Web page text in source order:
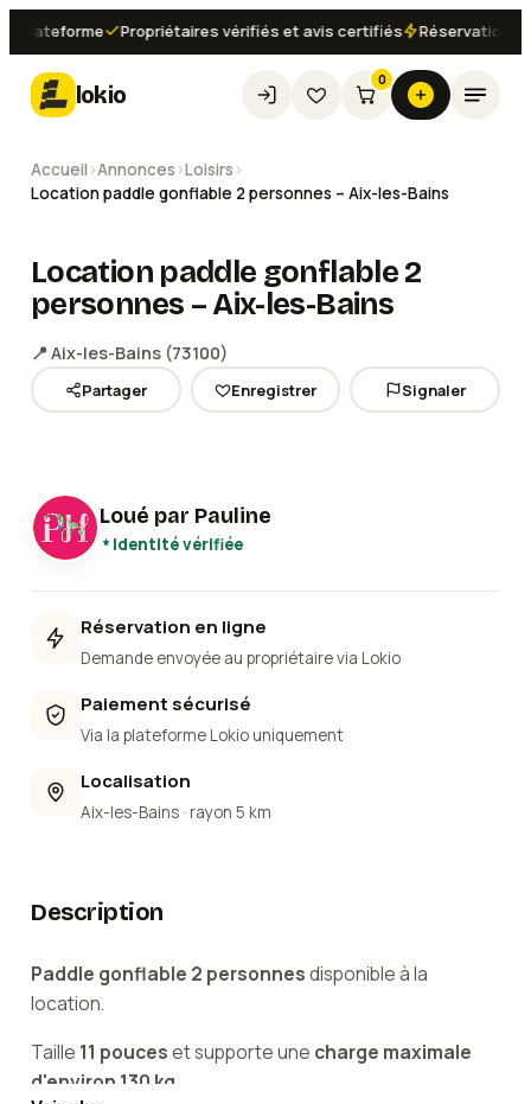
Propriétaires vérifiés et avis certifiés Réservation
lokio
0
Accueil ›Annonces ›Loisirs ›
Location paddle gonflable 2 personnes – Aix-les-Bains
Location paddle gonflable 2
personnes – Aix-les-Bains
📍Aix-les-Bains (73100)
Partager Enregistrer Signaler
Voir les 2photos
Loué par Pauline
Identité vérifiée
Réservation en ligne
Demande envoyée au propriétaire via Lokio
Paiement sécurisé
Via la plateforme Lokio uniquement
Localisation
Aix-les-Bains · rayon 5 km
Description
Paddle gonflable 2 personnesdisponible à la
location.
Taille 11 pouceset supporte une charge maximale
d'environ 130 kg